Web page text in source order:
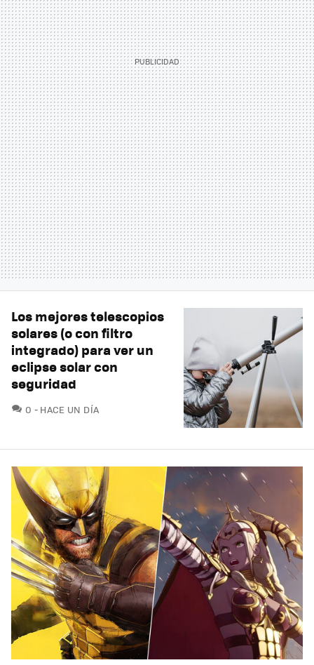
Los mejores telescopios
solares (o con filtro
integrado) para ver un
eclipse solar con
seguridad
0 COMENTARIOS
HACE UN DÍA